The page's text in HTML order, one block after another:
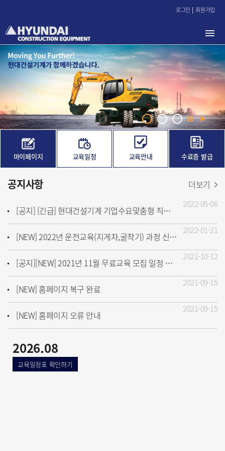
로
가
기
로그인 회원가입
마이페이지 교육일정 교육안내 수료증 발급
공지사항 더보기
[공지] [긴급] 현대건설기계 기업수요맞춤형 직무분석 및 훈련과정 개발 용역 입찰 안내
2022-05-06
[NEW] 2022년 운전교육(지게차,굴착기) 과정 신청 안내
2022-01-21
[공지][NEW] 2021년 11월 무료교육 모집 일정 안내♥
2021-10-12
[NEW] 홈페이지 복구 완료
2021-09-15
[NEW] 홈페이지 오류 안내
2021-09-15
2026.08
교육일정표 확인하기